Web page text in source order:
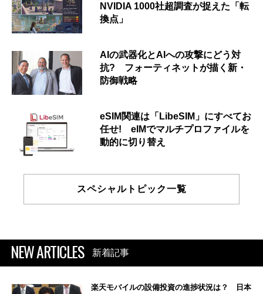
NVIDIA 1000社超調査が捉えた「転
換点」
AIの武器化とAIへの攻撃にどう対
抗? フォーティネットが描く新・
防御戦略
eSIM関連は「LibeSIM」にすべてお
任せ! eIMでマルチプロファイルを
動的に切り替え
スペシャルトピック一覧
NEW ARTICLES 新着記事
楽天モバイルの設備投資の進捗状況は？ 日本